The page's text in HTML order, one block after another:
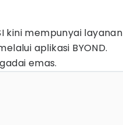
kini mempunyai layanan
aplikasi BYOND.
emas.